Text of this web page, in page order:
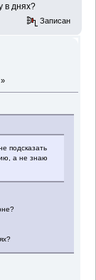
в днях?
Записан
подсказать
а не знаю